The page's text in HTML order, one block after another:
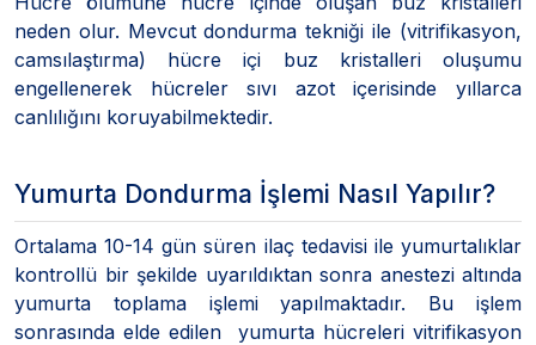
neden olur. Mevcut dondurma tekniği ile (vitrifikasyon,
camsılaştırma) hücre içi buz kristalleri oluşumu
engellenerek hücreler sıvı azot içerisinde yıllarca
canlılığını koruyabilmektedir.
Yumurta Dondurma İşlemi Nasıl Yapılır?
Ortalama 10-14 gün süren ilaç tedavisi ile yumurtalıklar
kontrollü bir şekilde uyarıldıktan sonra anestezi altında
yumurta toplama işlemi yapılmaktadır. Bu işlem
sonrasında elde edilen yumurta hücreleri vitrifikasyon